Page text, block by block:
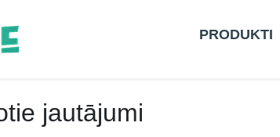
PRODUKTI
jautājumi